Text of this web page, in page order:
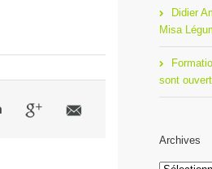
Didier
Misa
sont
Archives